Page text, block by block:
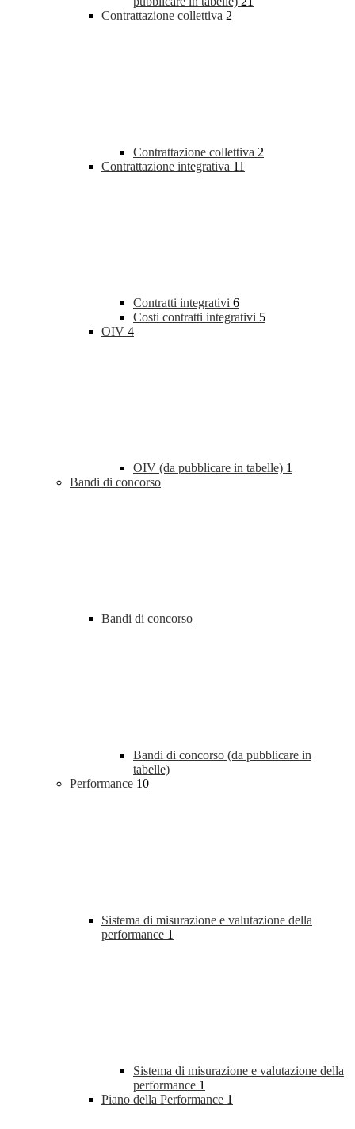
Contrattazione collettiva 2
Contrattazione collettiva 2
Contrattazione integrativa 11
Contratti integrativi 6
Costi contratti integrativi 5
OIV 4
OIV (da pubblicare in tabelle) 1
Bandi di concorso
Bandi di concorso
Bandi di concorso (da pubblicare in
tabelle)
Performance 10
Sistema di misurazione e valutazione della
performance 1
Sistema di misurazione e valutazione della
performance 1
Piano della Performance 1